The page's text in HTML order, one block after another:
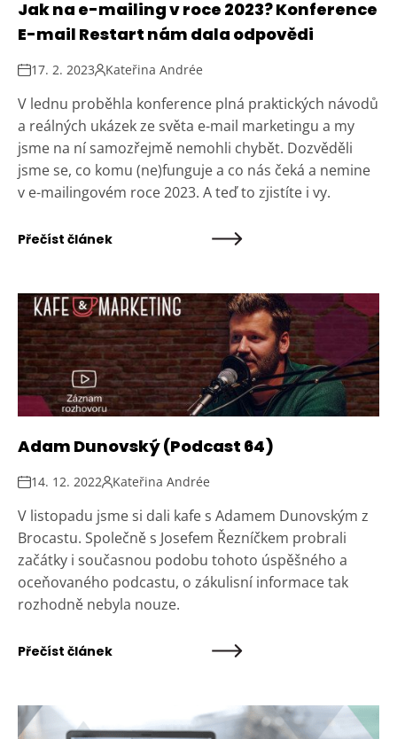
Jak na e-mailing v roce 2023? Konference
E-mail Restart nám dala odpovědi
17. 2. 2023 Kateřina Andrée
V lednu proběhla konference plná praktických návodů
a reálných ukázek ze světa e-mail marketingu a my
jsme na ní samozřejmě nemohli chybět. Dozvěděli
jsme se, co komu (ne)funguje a co nás čeká a nemine
v e-mailingovém roce 2023. A teď to zjistíte i vy.
Přečíst článek
Adam Dunovský (Podcast 64)
14. 12. 2022 Kateřina Andrée
V listopadu jsme si dali kafe s Adamem Dunovským z
Brocastu. Společně s Josefem Řezníčkem probrali
začátky i současnou podobu tohoto úspěšného a
oceňovaného podcastu, o zákulisní informace tak
rozhodně nebyla nouze.
Přečíst článek